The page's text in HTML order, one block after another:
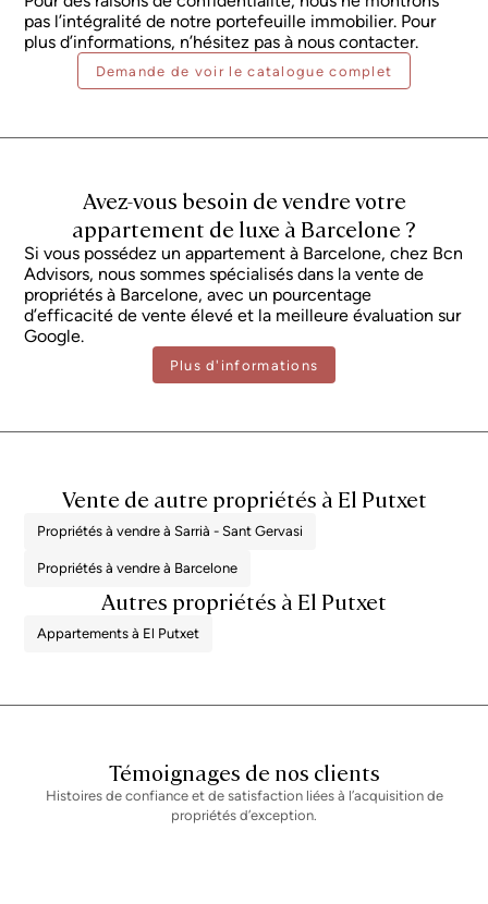
système aérothermique pour l'eau chaude, de stores électriques et de
lumières d'ambiance. L'immeuble dispose d'un parking. Cet appartement
dispose dans les environs de tous les services et commerces pour votre vie
quotidienne et d'espaces verts, ainsi que d'avantages exclusifs tels que des
écoles internationales ou des centres médicaux privés. Il est proche du
métro, du bus et des Ferrocarrils de la generalitat pour une connexion
pas l’intégralité de notre portefeuille immobilier. Pour
plus d’informations, n’hésitez pas à nous contacter.
Demande de voir le catalogue complet
Avez-vous besoin de vendre votre
appartement de luxe à Barcelone ?
Si vous possédez un appartement à Barcelone, chez Bcn
Advisors, nous sommes spécialisés dans la vente de
propriétés à Barcelone, avec un pourcentage
d’efficacité de vente élevé et la meilleure évaluation sur
Google.
Plus d'informations
Vente de autre propriétés à El Putxet
Propriétés à vendre à Sarrià - Sant Gervasi
Propriétés à vendre à Barcelone
Autres propriétés à El Putxet
Appartements à El Putxet
Témoignages de nos clients
Histoires de confiance et de satisfaction liées à l’acquisition de
propriétés d’exception.